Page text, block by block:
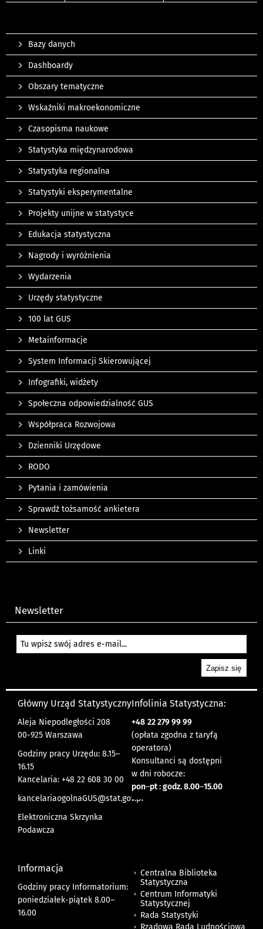
Bazy danych
Dashboardy
Obszary tematyczne
Wskaźniki makroekonomiczne
Czasopisma naukowe
Statystyka międzynarodowa
Statystyka regionalna
Statystyki eksperymentalne
Projekty unijne w statystyce
Edukacja statystyczna
Nagrody i wyróżnienia
Wydarzenia
Urzędy statystyczne
100 lat GUS
Metainformacje
System Informacji Skierowującej
Infografiki, widżety
Społeczna odpowiedzialność GUS
Współpraca Rozwojowa
Dzienniki Urzędowe
RODO
Pytania i zamówienia
Sprawdź tożsamość ankietera
Newsletter
Linki
Newsletter
Główny Urząd Statystyczny
Aleja Niepodległości 208
00-925 Warszawa
Godziny pracy Urzędu: 8.15–
16.15
Kancelaria: +48 22 608 30 00
kancelariaogolnaGUS@stat.gov.pl
Elektroniczna Skrzynka
Podawcza
Infolinia Statystyczna:
+48 22 279 99 99
(opłata zgodna z taryfą
operatora)
Konsultanci są dostępni
w dni robocze:
pon–pt : godz. 8.00–15.00
Informacja
Godziny pracy Informatorium:
poniedziałek-piątek 8.00–
16.00
Centralna Biblioteka
Statystyczna
Centrum Informatyki
Statystycznej
Rada Statystyki
Rządowa Rada Ludnościowa